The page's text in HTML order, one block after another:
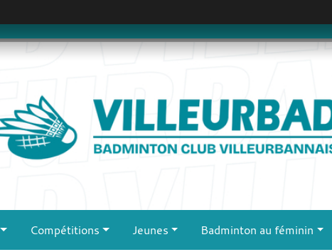
Compétitions Jeunes Badminton au féminin